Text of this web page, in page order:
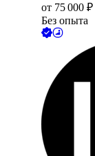
от 75 000 ₽
Без опыта